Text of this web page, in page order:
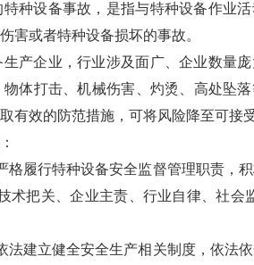
种设备事故，是指与特种设备作业
害或者特种设备损坏的事故。
产企业，行业涉及面广、企业数量庞
体打击、机械伤害、灼烫、高处坠
有效的防范措施，可将风险降至可接受
格履行特种设备安全监督管理职责，
术把关、企业主责、行业自律、社会
法建立健全安全生产相关制度，依法